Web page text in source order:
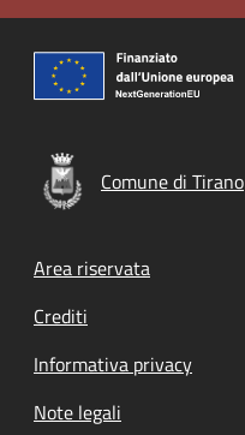
Comune di Tirano
Footer menu
Area riservata
Crediti
Informativa privacy
Note legali